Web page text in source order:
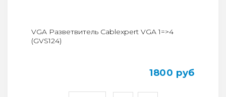
VGA Разветвитель Cablexpert VGA 1=>4
(GVS124)
1800 руб